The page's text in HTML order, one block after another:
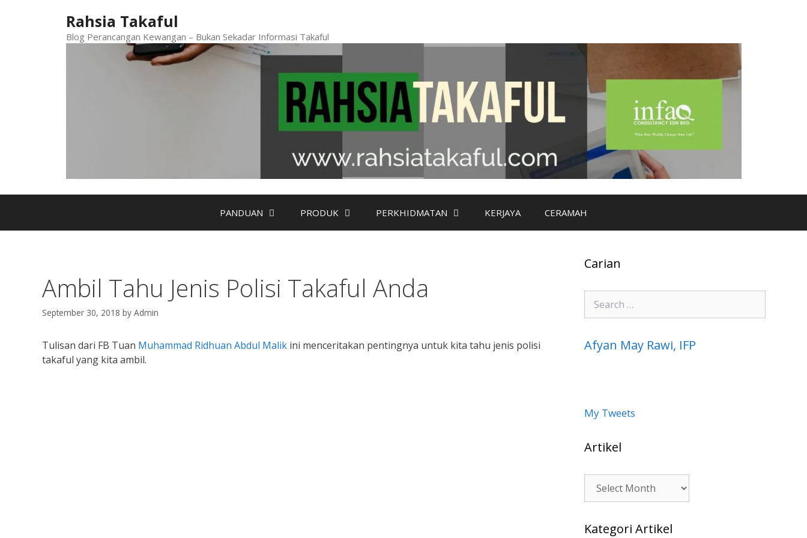
Rahsia Takaful
Blog Perancangan Kewangan – Bukan Sekadar Informasi Takaful
PANDUAN PRODUK PERKHIDMATAN KERJAYA CERAMAH
Ambil Tahu Jenis Polisi Takaful Anda
September 30, 2018 by Admin
Tulisan dari FB Tuan Muhammad Ridhuan Abdul Malikini menceritakan pentingnya untuk kita tahu jenis polisi
takaful yang kita ambil.
Carian
Search
for:
Afyan May Rawi, IFP
My Tweets
Artikel
Artikel
Kategori Artikel